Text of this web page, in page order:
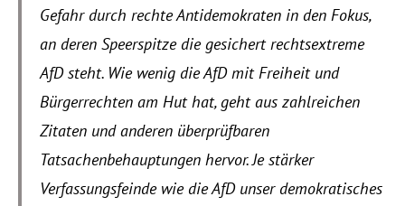
Events
Experts
Gefahr durch rechte Antidemokraten in den Fokus,
an deren Speerspitze die gesichert rechtsextreme
AfD steht. Wie wenig die AfD mit Freiheit und
Bürgerrechten am Hut hat, geht aus zahlreichen
Zitaten und anderen überprüfbaren
Tatsachenbehauptungen hervor. Je stärker
Verfassungsfeinde wie die AfD unser demokratisches